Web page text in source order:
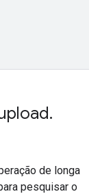
.
de longa
pesquisar o